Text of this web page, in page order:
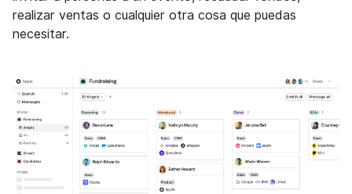
realizar ventas o cualquier otra cosa que puedas
necesitar.